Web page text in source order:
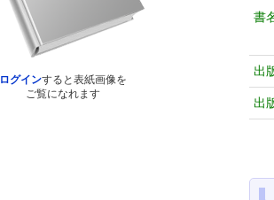
ログインすると表紙画像を
ご覧になれます
書
出
出